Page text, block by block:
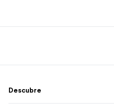
Descubre